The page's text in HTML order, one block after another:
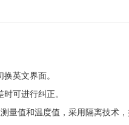
英文界面。
可进行纠正。
量值和温度值，采用隔离技术，